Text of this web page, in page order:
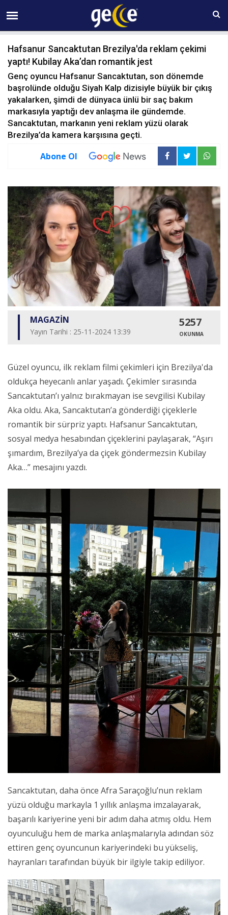
07 AĞUSTOS Cuma 00:13
Hafsanur Sancaktutan Brezilya'da reklam çekimi
yaptı! Kubilay Aka’dan romantik jest
Genç oyuncu Hafsanur Sancaktutan, son dönemde
başrolünde olduğu Siyah Kalp dizisiyle büyük bir çıkış
yakalarken, şimdi de dünyaca ünlü bir saç bakım
markasıyla yaptığı dev anlaşma ile gündemde.
Sancaktutan, markanın yeni reklam yüzü olarak
Brezilya’da kamera karşısına geçti.
Abone Ol
MAGAZİN
Yayın Tarihi : 25-11-2024 13:39
5257
OKUNMA
Güzel oyuncu, ilk reklam filmi çekimleri için Brezilya'da
oldukça heyecanlı anlar yaşadı. Çekimler sırasında
Sancaktutan’ı yalnız bırakmayan ise sevgilisi Kubilay
Aka oldu. Aka, Sancaktutan’a gönderdiği çiçeklerle
romantik bir sürpriz yaptı. Hafsanur Sancaktutan,
sosyal medya hesabından çiçeklerini paylaşarak, “Aşırı
şımardım, Brezilya’ya da çiçek göndermezsin Kubilay
Aka…” mesajını yazdı.
Sancaktutan, daha önce Afra Saraçoğlu’nun reklam
yüzü olduğu markayla 1 yıllık anlaşma imzalayarak,
başarılı kariyerine yeni bir adım daha atmış oldu. Hem
oyunculuğu hem de marka anlaşmalarıyla adından söz
ettiren genç oyuncunun kariyerindeki bu yükseliş,
hayranları tarafından büyük bir ilgiyle takip ediliyor.